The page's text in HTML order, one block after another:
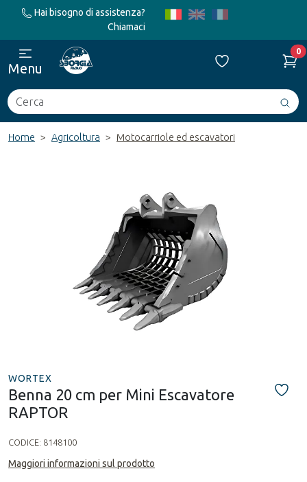
Hai bisogno di assistenza?
Chiamaci
Cerca
0
Menu
Home Agricoltura Motocarriole ed escavatori
WORTEX
Benna 20 cm per Mini Escavatore
RAPTOR
CODICE: 8148100
Maggiori informazioni sul prodotto